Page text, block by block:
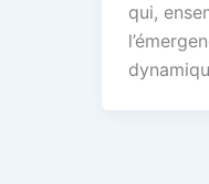
qui,